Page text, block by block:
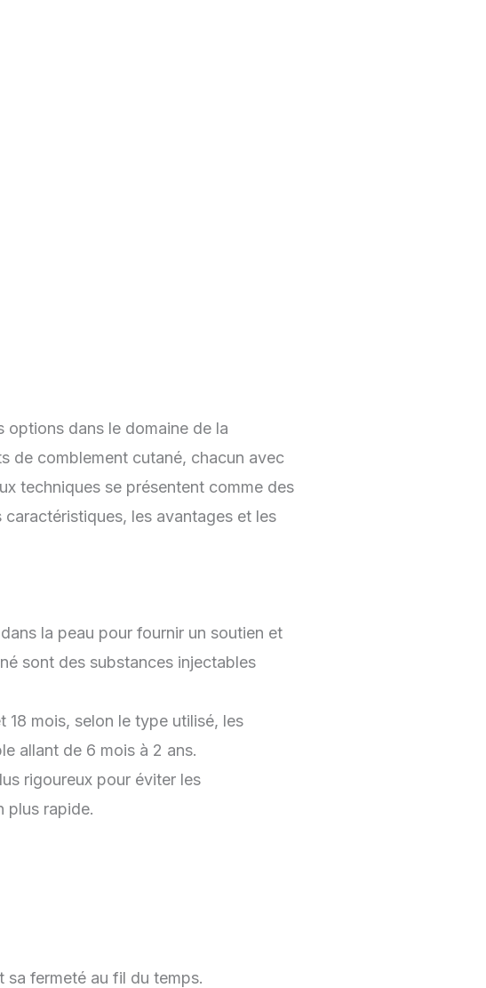
options dans le domaine de la
de comblement cutané, chacun avec
techniques se présentent comme des
les avantages et les
la peau pour fournir un soutien et
sont des substances injectables
18 mois, selon le type utilisé, les
allant de 6 mois à 2 ans.
rigoureux pour éviter les
plus rapide.
sa fermeté au fil du temps.